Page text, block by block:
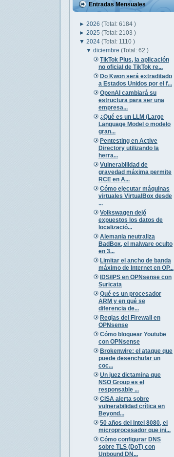
Entradas Mensuales
► 2026 (Total: 6184 )
► 2025 (Total: 2103 )
▼ 2024 (Total: 1110 )
▼diciembre(Total: 62 )
TikTok Plus, la aplicación
no oficial de TikTok re...
Do Kwon será extraditado
a Estados Unidos por el f...
OpenAI cambiará su
estructura para ser una
empresa...
¿Qué es un LLM (Large
Language Model o modelo
gran...
Pentesting en Active
Directory utilizando la
herra...
Vulnerabilidad de
gravedad máxima permite
RCE en A...
Cómo ejecutar máquinas
virtuales VirtualBox desde
...
Volkswagen dejó
expuestos los datos de
localizació...
Alemania neutraliza
BadBox, el malware oculto
en 3...
Limitar el ancho de banda
máximo de Internet en OP...
IDS/IPS en OPNsense con
Suricata
Qué es un procesador
ARM y en qué se
diferencia de...
Reglas del Firewall en
OPNsense
Cómo bloquear Youtube
con OPNsense
Brokenwire: el ataque que
puede desenchufar un
coc...
Un juez dictamina que
NSO Group es el
responsable ...
CISA alerta sobre
vulnerabilidad crítica en
Beyond...
50 años del Intel 8080, el
microprocesador que ini...
Cómo configurar DNS
sobre TLS (DoT) con
Unbound DN...